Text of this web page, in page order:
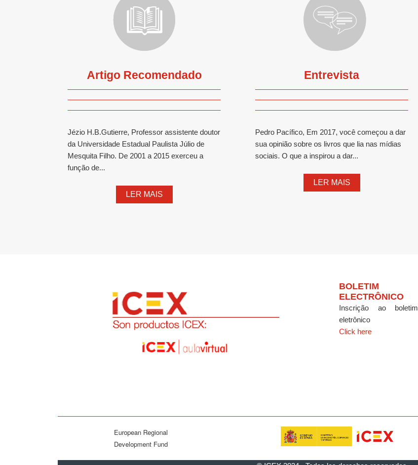
Artigo Recomendado
Jézio H.B.Gutierre, Professor assistente doutor
da Universidade Estadual Paulista Júlio de
Mesquita Filho. De 2001 a 2015 exerceu a
função de...
LER MAIS
Entrevista
Pedro Pacífico, Em 2017, você começou a dar
sua opinião sobre os livros que lia nas mídias
sociais. O que a inspirou a dar...
LER MAIS
BOLETIM
ELECTRÔNICO
Inscrição ao boletim
eletrônico
Click here
European Regional
Development Fund